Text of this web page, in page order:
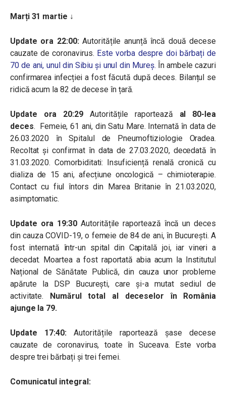
Marți 31 martie ↓
Update ora 22:00:Autoritățile anunță încă două decese
cauzate de coronavirus. Este vorba despre doi bărbați de
70 de ani, unul din Sibiu și unul din Mureș. În ambele cazuri
confirmarea infecției a fost făcută după deces. Bilanțul se
ridică acum la 82 de decese în țară.
Update ora 20:29Autoritățile raportează al 80-lea
deces. Femeie, 61 ani, din Satu Mare. Internată în data de
26.03.2020 în Spitalul de Pneumoftiziologie Oradea.
Recoltat și confirmat în data de 27.03.2020, decedată în
31.03.2020. Comorbiditati: Insuficiență renală cronică cu
dializa de 15 ani, afecțiune oncologică – chimioterapie.
Contact cu fiul întors din Marea Britanie în 21.03.2020,
asimptomatic.
Update ora 19:30 Autoritățile raportează încă un deces
din cauza COVID-19, o femeie de 84 de ani, în București. A
fost internată într-un spital din Capitală joi, iar vineri a
decedat. Moartea a fost raportată abia acum la Institutul
Național de Sănătate Publică, din cauza unor probleme
apărute la DSP București, care și-a mutat sediul de
activitate. Numărul total al deceselor în România
ajunge la 79.
Update 17:40:Autoritățile raportează șase decese
cauzate de coronavirus, toate în Suceava. Este vorba
despre trei bărbați și trei femei.
Comunicatul integral: